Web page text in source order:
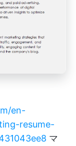
en-
resume-
マ